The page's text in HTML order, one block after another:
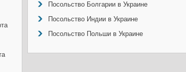
Посольство Болгарии в Украине
Посольство Индии в Украине
Посольство Польши в Украине